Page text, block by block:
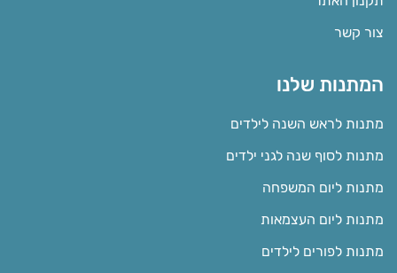
צור קשר
המתנות שלנו
מתנות לראש השנה לילדים
מתנות לסוף שנה לגני ילדים
מתנות ליום המשפחה
מתנות ליום העצמאות
מתנות לפורים לילדים